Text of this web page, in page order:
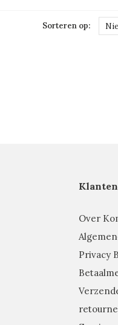
Sorteren op:
Over
Privacy